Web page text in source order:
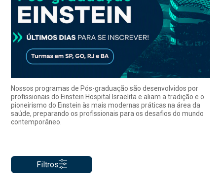
Nossos programas de Pós-graduação são desenvolvidos por
profissionais do Einstein Hospital Israelita e aliam a tradição e o
pioneirismo do Einstein às mais modernas práticas na área da
saúde, preparando os profissionais para os desafios do mundo
contemporâneo.
Filtros